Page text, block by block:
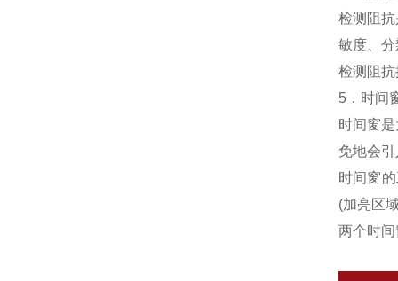
检测阻
敏度、
检测阻
5．时间
时间窗
免地会
时间窗
(加亮区
两个时